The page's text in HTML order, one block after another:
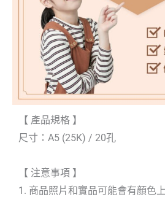
【 產品規格 】
尺寸：A5 (25K) / 20孔
【 注意事項 】
1. 商品照片和實品可能會有顏色